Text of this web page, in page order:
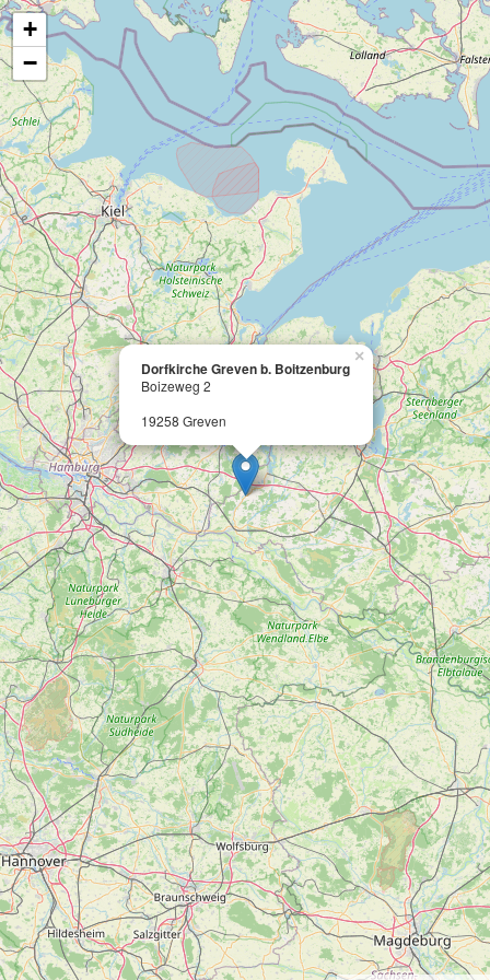
Dorfkirche Greven b. Boitzenburg
Boizeweg 2
19258 Greven
×
+
−